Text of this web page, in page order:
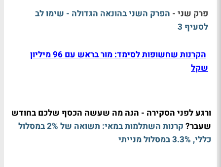
פרק שני - הפרק השני בהונאה הגדולה - שימו לב
לסעיף 3
הקרנות שחשופות לסימד: מור בראש עם 96 מיליון
שקל
ורגע לפני הסקירה - הנה מה שעשה הכסף שלכם בחודש
שעבר?
קרנות השתלמות במאי: תשואה של 2% במסלול
כללי, 3.3% במסלול מנייתי